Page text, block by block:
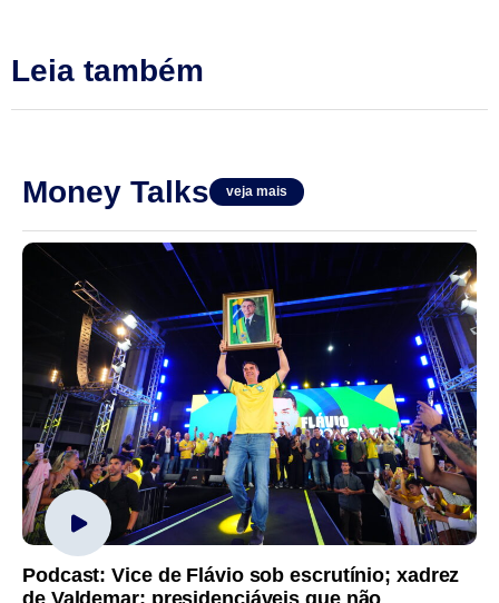
Leia também
Money Talks veja mais
Podcast: Vice de Flávio sob escrutínio; xadrez